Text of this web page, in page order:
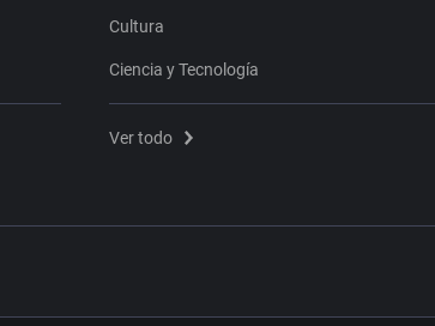
Cultura
Ciencia y Tecnología
Ver todo